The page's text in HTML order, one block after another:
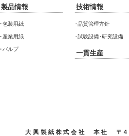
製品情報
･包装用紙
･ 産業用紙
･ パルプ
技術情報
･品質管理方針
･試験設備･研究設備
一貫生産
大興製紙株式会社 本社 〒